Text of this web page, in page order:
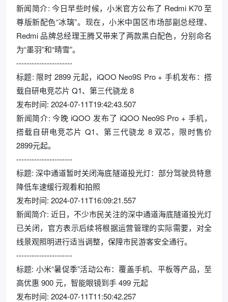
新闻简介: 今日早些时候，小米官方公布了 Redmi K70 至
尊版新配色“冰璃”。现在，小米中国区市场部副总经理、
Redmi 品牌总经理王腾又带来了两款黑白配色，分别命名
为“墨羽”和“晴雪”。
----------------------
标题: 限时 2899 元起，iQOO Neo9S Pro + 手机发布：搭
载自研电竞芯片 Q1、第三代骁龙 8
发布时间: 2024-07-11T19:42:43.507
新闻简介: 今晚 iQOO 发布了 iQOO Neo9S Pro + 手机，
搭载自研电竞芯片 Q1、第三代骁龙 8 双芯，限时售价
2899元起。
----------------------
标题: 深中通道暂时关闭海底隧道投光灯：部分驾驶员特意
降低车速缓行观看和拍照
发布时间: 2024-07-11T16:09:21.557
新闻简介: 近日，不少市民关注的深中通道海底隧道投光灯
已关闭，官方表示后续将根据运营管理的实际需要，对全
线景观照明进行适当调整，保障市民游客安全通行。
----------------------
标题: 小米“暑促季”活动公布：覆盖手机、平板等产品，至
高优惠 900 元，智能眼镜到手 499 元起
发布时间: 2024-07-11T11:50:42.257